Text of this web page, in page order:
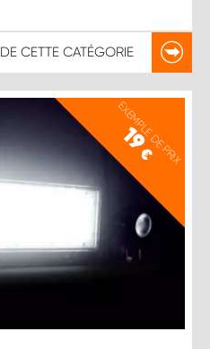
DE CETTE CATÉGORIE
EXEMPLE DE PRIX
19
€